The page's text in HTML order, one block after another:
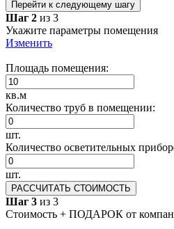
Перейти к следующему шагу
Шаг 2 из 3
Укажите параметры помещения
Изменить
Площадь помещения:
кв.м
Количество труб в помещении:
шт.
Количество осветительных
шт.
РАССЧИТАТЬ СТОИМОСТЬ
Шаг 3 из 3
Стоимость + ПОДАРОК от